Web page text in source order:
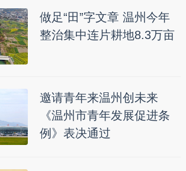
做足“田”字文章 温州今年
整治集中连片耕地8.3万亩
邀请青年来温州创未来
《温州市青年发展促进条
例》表决通过